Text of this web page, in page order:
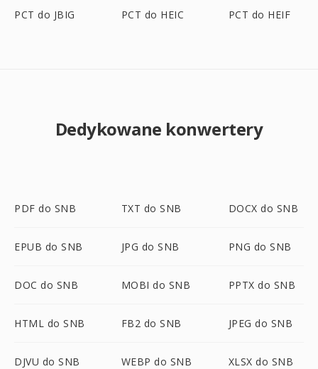
PCT do JBIG PCT do HEIC PCT do HEIF
Dedykowane konwertery
PDF do SNB TXT do SNB DOCX do SNB
EPUB do SNB JPG do SNB PNG do SNB
DOC do SNB MOBI do SNB PPTX do SNB
HTML do SNB FB2 do SNB JPEG do SNB
DJVU do SNB WEBP do SNB XLSX do SNB